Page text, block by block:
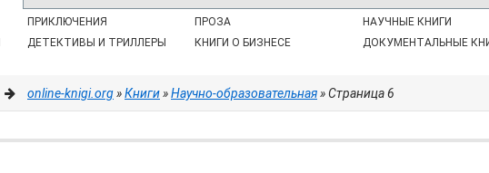
ПРИКЛЮЧЕНИЯ
ДЕТЕКТИВЫ И ТРИЛЛЕРЫ
ПРОЗА
КНИГИ О БИЗНЕСЕ
НАУЧНЫЕ КНИГИ
ДОКУМЕНТАЛЬНЫЕ
online-knigi.org»Книги»Научно-образовательная» Страница 6